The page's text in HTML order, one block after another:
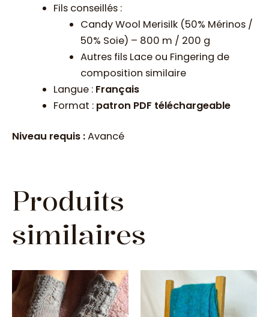
Fils conseillés :
Candy Wool Merisilk (50% Mérinos /
50% Soie) – 800 m / 200 g
Autres fils Lace ou Fingering de
composition similaire
Langue : Français
Format : patron PDF téléchargeable
Niveau requis :Avancé
Produits
similaires